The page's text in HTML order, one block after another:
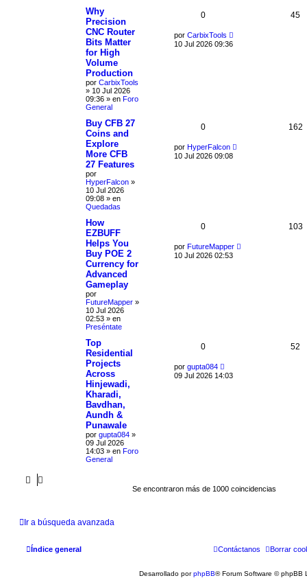
Why
Precision
CNC Router
Bits Matter
for High
Volume
Production
por CarbixTools
» 10 Jul 2026
09:36 » en Foro
General
0 45
por CarbixTools
10 Jul 2026 09:36
Buy CFB 27
Coins and
Explore
More CFB
27 Features
por
HyperFalcon »
10 Jul 2026
09:08 » en
Quedadas
0 162
por HyperFalcon
10 Jul 2026 09:08
How
EZBUFF
Helps You
Buy POE 2
Currency for
Advanced
Gameplay
por
FutureMapper »
10 Jul 2026
02:53 » en
Preséntate
0 103
por FutureMapper
10 Jul 2026 02:53
Top
Residential
Projects
Across
Hinjewadi,
Kharadi,
Bavdhan,
Aundh &
Punawale
por gupta084 »
09 Jul 2026
14:03 » en Foro
General
0 52
por gupta084
09 Jul 2026 14:03
Se encontraron más de 1000 coincidencias
Ir a búsqueda avanzada
Índice general Borrar
Contáctanos
Desarrollado porphpBB® Forum Software © phpBB